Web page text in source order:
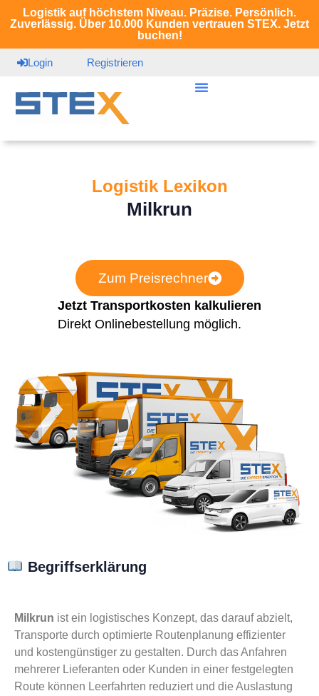
Logistik auf höchstem Niveau. Präzise. Persönlich.
Zuverlässig. Über 10.000 Kunden vertrauen STEX. Jetzt
buchen!
Login Registrieren
Logistik Lexikon
Milkrun
Zum Preisrechner
Jetzt Transportkosten kalkulieren
Direkt Onlinebestellung möglich.
Begriffserklärung
Milkrun ist ein logistisches Konzept, das darauf abzielt,
Transporte durch optimierte Routenplanung effizienter
und kostengünstiger zu gestalten. Durch das Anfahren
mehrerer Lieferanten oder Kunden in einer festgelegten
Route können Leerfahrten reduziert und die Auslastung